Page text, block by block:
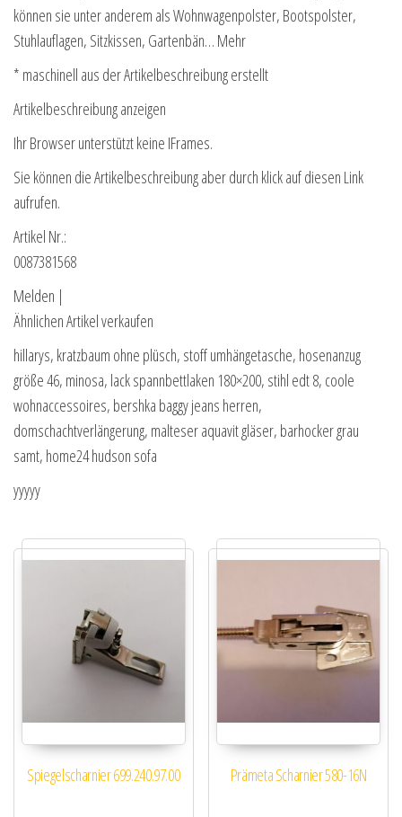
können sie unter anderem als Wohnwagenpolster, Bootspolster,
Stuhlauflagen, Sitzkissen, Gartenbän… Mehr
* maschinell aus der Artikelbeschreibung erstellt
Artikelbeschreibung anzeigen
Ihr Browser unterstützt keine IFrames.
Sie können die Artikelbeschreibung aber durch klick auf diesen Link
aufrufen.
Artikel Nr.:
0087381568
Melden |
Ähnlichen Artikel verkaufen
hillarys, kratzbaum ohne plüsch, stoff umhängetasche, hosenanzug
größe 46, minosa, lack spannbettlaken 180×200, stihl edt 8, coole
wohnaccessoires, bershka baggy jeans herren,
domschachtverlängerung, malteser aquavit gläser, barhocker grau
samt, home24 hudson sofa
yyyyy
Spiegelscharnier 699.240.97.00 Prämeta Scharnier 580-16N